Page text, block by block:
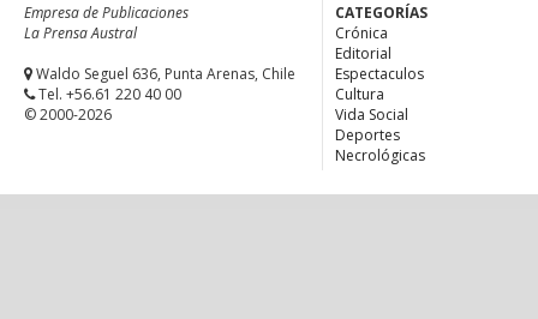
Empresa de Publicaciones
La Prensa Austral
Waldo Seguel 636, Punta Arenas, Chile
Tel. +56.61 220 40 00
© 2000-2026
CATEGORÍAS
Crónica
Editorial
Espectaculos
Cultura
Vida Social
Deportes
Necrológicas